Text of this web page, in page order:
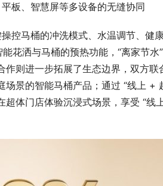
板、智慧屏等多设备的无缝协同
控马桶的冲洗模式、水温调节、健
花洒与马桶的预热功能，“离家节水
则进一步拓展了生态边界，双方联
场景的智能马桶产品；通过 “线上 +
体门店体验沉浸式场景，享受 “线